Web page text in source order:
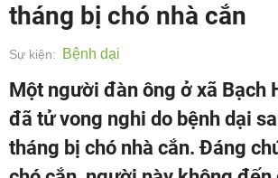
tháng bị chó nhà cắn
Sự kiện: Bệnh dại
Một người đàn ông ở xã Bạch
đã tử vong nghi do bệnh dại
tháng bị chó nhà cắn. Đáng